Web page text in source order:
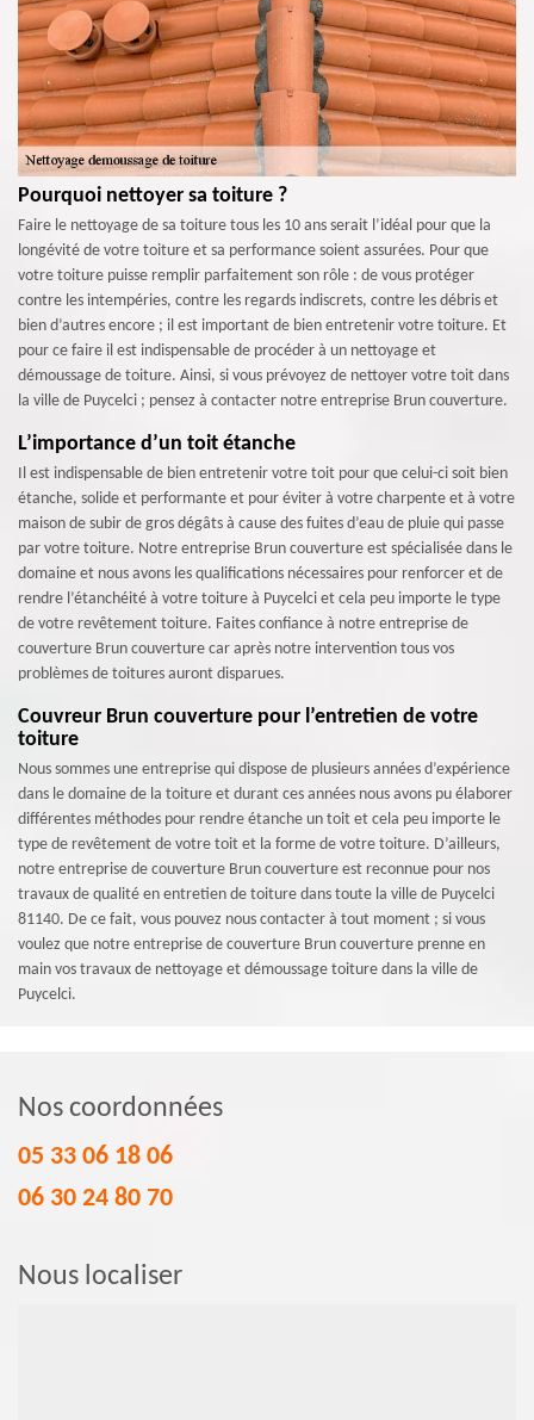
Pourquoi nettoyer sa toiture ?
Faire le nettoyage de sa toiture tous les 10 ans serait l’idéal pour que la
longévité de votre toiture et sa performance soient assurées. Pour que
votre toiture puisse remplir parfaitement son rôle : de vous protéger
contre les intempéries, contre les regards indiscrets, contre les débris et
bien d’autres encore ; il est important de bien entretenir votre toiture. Et
pour ce faire il est indispensable de procéder à un nettoyage et
démoussage de toiture. Ainsi, si vous prévoyez de nettoyer votre toit dans
la ville de Puycelci ; pensez à contacter notre entreprise Brun couverture.
L’importance d’un toit étanche
Il est indispensable de bien entretenir votre toit pour que celui-ci soit bien
étanche, solide et performante et pour éviter à votre charpente et à votre
maison de subir de gros dégâts à cause des fuites d’eau de pluie qui passe
par votre toiture. Notre entreprise Brun couverture est spécialisée dans le
domaine et nous avons les qualifications nécessaires pour renforcer et de
rendre l’étanchéité à votre toiture à Puycelci et cela peu importe le type
de votre revêtement toiture. Faites confiance à notre entreprise de
couverture Brun couverture car après notre intervention tous vos
problèmes de toitures auront disparues.
Couvreur Brun couverture pour l’entretien de votre
toiture
Nous sommes une entreprise qui dispose de plusieurs années d’expérience
dans le domaine de la toiture et durant ces années nous avons pu élaborer
différentes méthodes pour rendre étanche un toit et cela peu importe le
type de revêtement de votre toit et la forme de votre toiture. D’ailleurs,
notre entreprise de couverture Brun couverture est reconnue pour nos
travaux de qualité en entretien de toiture dans toute la ville de Puycelci
81140. De ce fait, vous pouvez nous contacter à tout moment ; si vous
voulez que notre entreprise de couverture Brun couverture prenne en
main vos travaux de nettoyage et démoussage toiture dans la ville de
Puycelci.
Nos coordonnées
05 33 06 18 06
06 30 24 80 70
Nous localiser